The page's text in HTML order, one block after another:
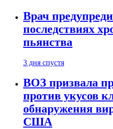
Врач
последствиях
пьянства
3 дня спустя
ВОЗ призвала
против укусов
обнаружения
США